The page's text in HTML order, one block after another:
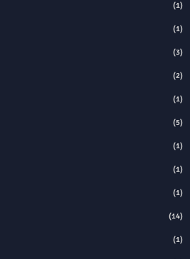
(1)
(1)
(3)
(2)
(1)
(5)
(1)
(1)
(1)
(14)
(1)